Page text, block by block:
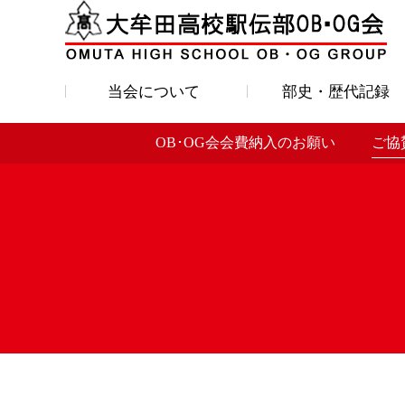
当会について 部史・歴代記録
OB･OG会会費納入のお願い ご協